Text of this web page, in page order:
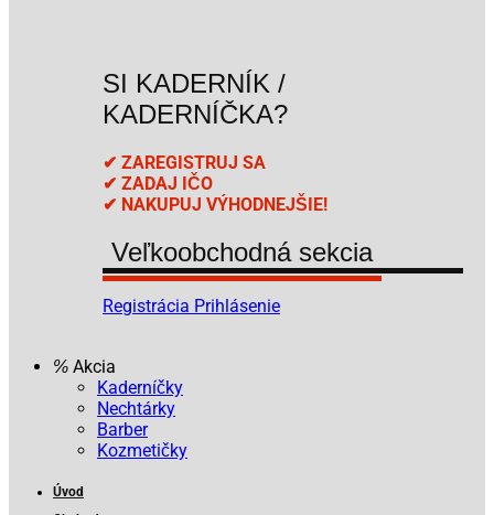
SI KADERNÍK /
KADERNÍČKA?
✔ ZAREGISTRUJ SA
✔ ZADAJ IČO
✔ NAKUPUJ VÝHODNEJŠIE!
Veľkoobchodná sekcia
Registrácia Prihlásenie
Akcia
Kaderníčky
Nechtárky
Barber
Kozmetičky
Úvod